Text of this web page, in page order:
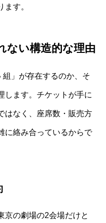
す。
ない構造的な理由
」が存在するのか、そ
します。チケットが手に
はなく、座席数・販売方
に絡み合っているからで
京の劇場の2会場だけと